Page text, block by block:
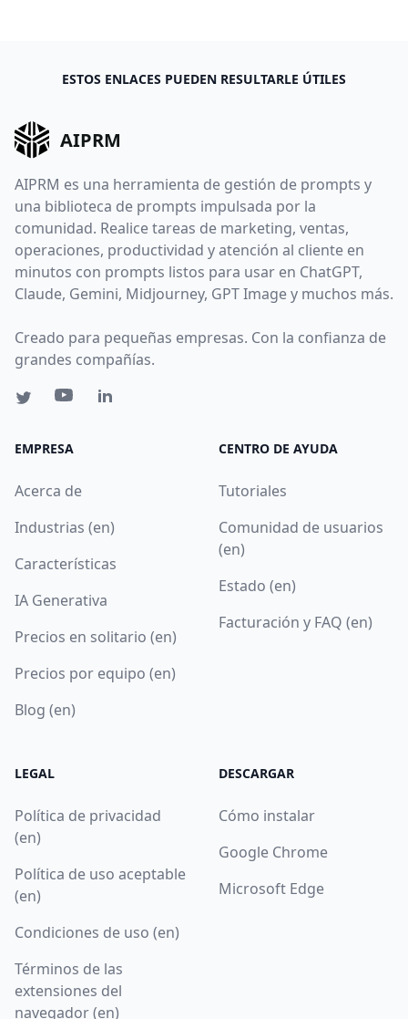
ESTOS ENLACES PUEDEN RESULTARLE ÚTILES
AIPRM
AIPRM es una herramienta de gestión de prompts y
una biblioteca de prompts impulsada por la
comunidad. Realice tareas de marketing, ventas,
operaciones, productividad y atención al cliente en
minutos con prompts listos para usar en ChatGPT,
Claude, Gemini, Midjourney, GPT Image y muchos más.
Creado para pequeñas empresas. Con la confianza de
grandes compañías.
EMPRESA
Acerca de
Industrias (en)
Características
IA Generativa
Precios en solitario (en)
Precios por equipo (en)
Blog (en)
CENTRO DE AYUDA
Tutoriales
Comunidad de usuarios
(en)
Estado (en)
Facturación y FAQ (en)
LEGAL
Política de privacidad
(en)
Política de uso aceptable
(en)
Condiciones de uso (en)
Términos de las
extensiones del
navegador (en)
DESCARGAR
Cómo instalar
Google Chrome
Microsoft Edge